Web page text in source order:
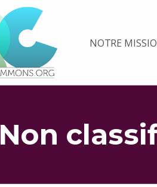
PLATEFORME MULTIMÉDIA OUVERTE ET COLLABORATIVE SUR LES COMMUNS NOTRE
Non